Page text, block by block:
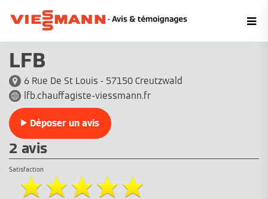
LFB
6 Rue De St Louis - 57150 Creutzwald
lfb.chauffagiste-viessmann.fr
Déposer un avis
2 avis
Satisfaction